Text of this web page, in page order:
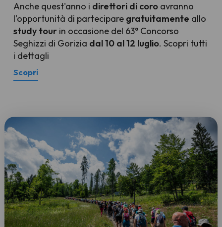
Anche quest'anno i direttori di coro avranno
l'opportunità di partecipare gratuitamente allo
study tour in occasione del 63° Concorso
Seghizzi di Gorizia dal 10 al 12 luglio. Scopri tutti
i dettagli
Scopri